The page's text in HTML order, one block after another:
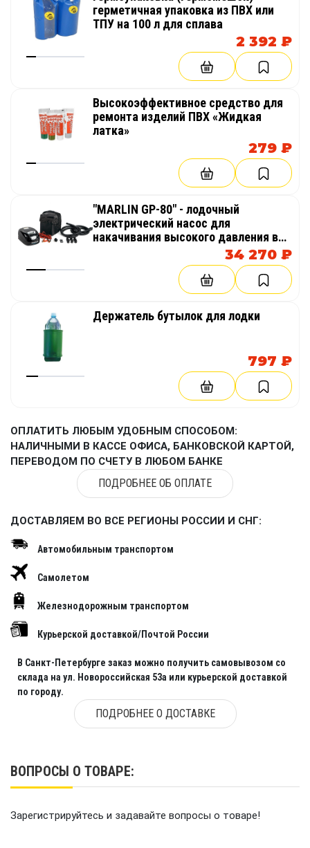
герметичная упаковка из ПВХ или
ТПУ на 100 л для сплава
2 392 ₽
Высокоэффективное средство для
ремонта изделий ПВХ «Жидкая
латка»
279 ₽
"MARLIN GP-80" - лодочный
электрический насос для
накачивания высокого давления в
надувных изделиях AirDeck
(воздушная палуба)
34 270 ₽
Держатель бутылок для лодки
797 ₽
ОПЛАТИТЬ ЛЮБЫМ УДОБНЫМ СПОСОБОМ:
НАЛИЧНЫМИ В КАССЕ ОФИСА, БАНКОВСКОЙ КАРТОЙ,
ПЕРЕВОДОМ ПО СЧЕТУ В ЛЮБОМ БАНКЕ
ПОДРОБНЕЕ ОБ ОПЛАТЕ
ДОСТАВЛЯЕМ ВО ВСЕ РЕГИОНЫ РОССИИ И СНГ:
Автомобильным транспортом
Самолетом
Железнодорожным транспортом
Курьерской доставкой/Почтой России
В Санкт-Петербурге заказ можно получить самовывозом со
склада на ул. Новороссийская 53а или курьерской доставкой
по городу.
ПОДРОБНЕЕ О ДОСТАВКЕ
ВОПРОСЫ О ТОВАРЕ:
Зарегистрируйтесь и задавайте вопросы о товаре!